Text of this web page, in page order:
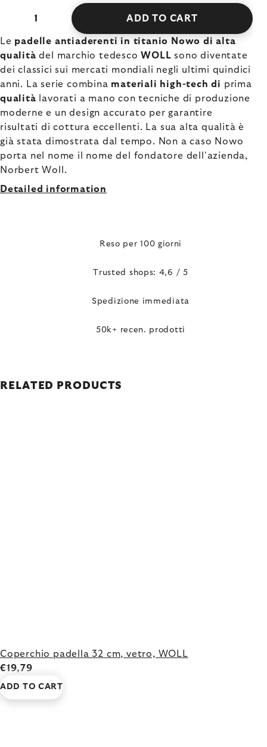
ADD TO CART
Le padelle antiaderenti in titanio Nowo di alta
qualitàdel marchio tedescoWOLL sono diventate
dei classici sui mercati mondiali negli ultimi quindici
anni. La serie combina materiali high-tech di prima
qualità lavorati a mano con tecniche di produzione
moderne e un design accurato per garantire
risultati di cottura eccellenti. La sua alta qualità è
già stata dimostrata dal tempo. Non a caso Nowo
porta nel nome il nome del fondatore dell'azienda,
Norbert Woll.
Detailed information
Reso per 100 giorni
Trusted shops: 4,6 / 5
Spedizione immediata
50k+ recen. prodotti
RELATED PRODUCTS
Coperchio padella 32 cm, vetro, WOLL
€19,79
ADD TO CART